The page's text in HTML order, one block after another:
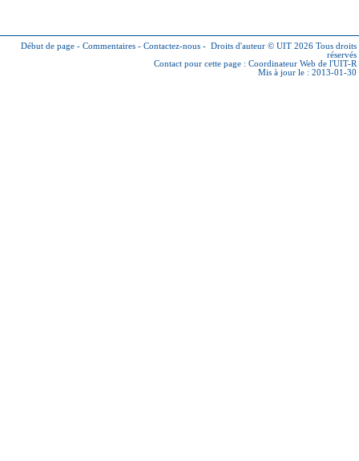
Début de page - Commentaires - Contactez-nous - Droits d'auteur © UIT 2026 Tous droits
réservés
Contact pour cette page : Coordinateur Web de l'UIT-R
Mis à jour le : 2013-01-30